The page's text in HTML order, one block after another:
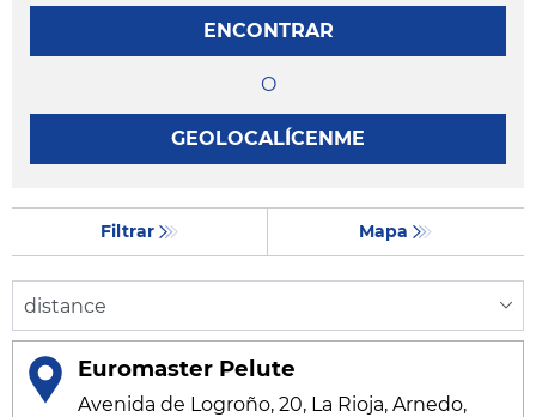
ENCONTRAR
O
GEOLOCALÍCENME
Filtrar Mapa
Euromaster Pelute
Avenida de Logroño, 20, La Rioja, Arnedo,